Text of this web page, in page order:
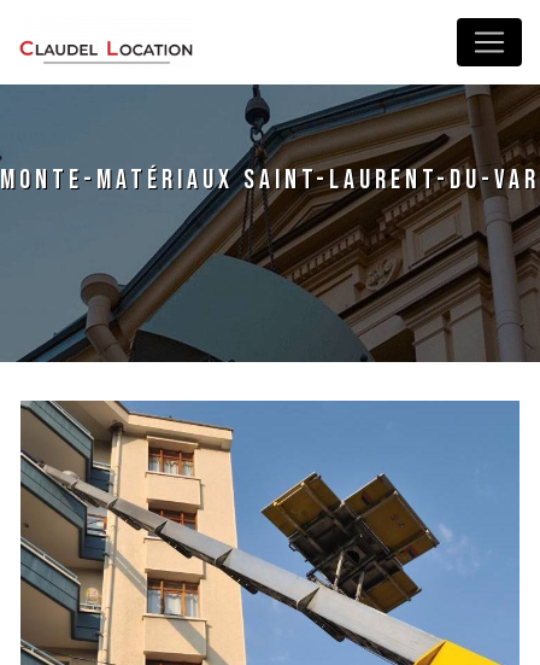
monte-matériaux Saint-Laurent-du-Var